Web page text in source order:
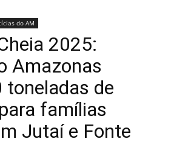
do AM
2025:
Amazonas
toneladas de
famílias
Jutaí e Fonte